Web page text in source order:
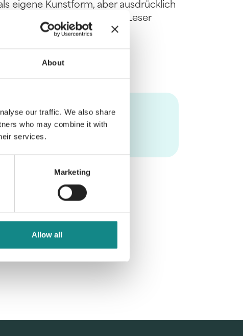
About
our traffic. We also share
who may combine it with
services.
Marketing
Allow all
eigene Kunstform, aber ausdrücklich
Vor den Augen der Leser
„Bühnenbilder“ im